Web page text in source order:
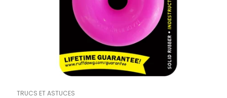
TRUCS ET ASTUCES